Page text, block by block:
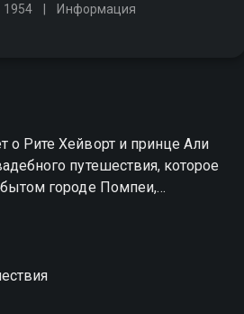
1954 Информация
о Рите Хейворт и принце Али
путешествия, которое
городе Помпеи,
а затем в Каир